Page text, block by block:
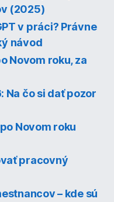
(2025)
v práci? Právne
návod
Novom roku, za
Na čo si dať pozor
Novom roku
pracovný
– kde sú